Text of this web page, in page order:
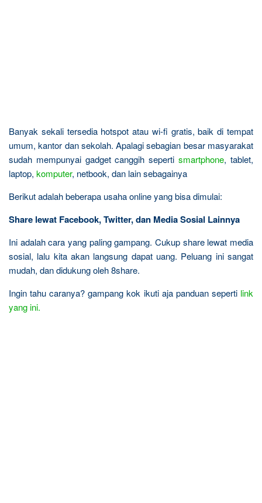
Banyak sekali tersedia hotspot atau wi-fi gratis, baik di tempat
umum, kantor dan sekolah. Apalagi sebagian besar masyarakat
sudah mempunyai gadget canggih sepertismartphone, tablet,
laptop, komputer, netbook, dan lain sebagainya
Berikut adalah beberapa usaha online yang bisa dimulai:
Share lewat Facebook, Twitter, dan Media Sosial Lainnya
Ini adalah cara yang paling gampang. Cukup share lewat media
sosial, lalu kita akan langsung dapat uang. Peluang ini sangat
mudah, dan didukung oleh 8share.
Ingin tahu caranya? gampang kok ikuti aja panduan seperti link
yang ini.